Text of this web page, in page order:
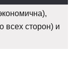
всех сторон) и